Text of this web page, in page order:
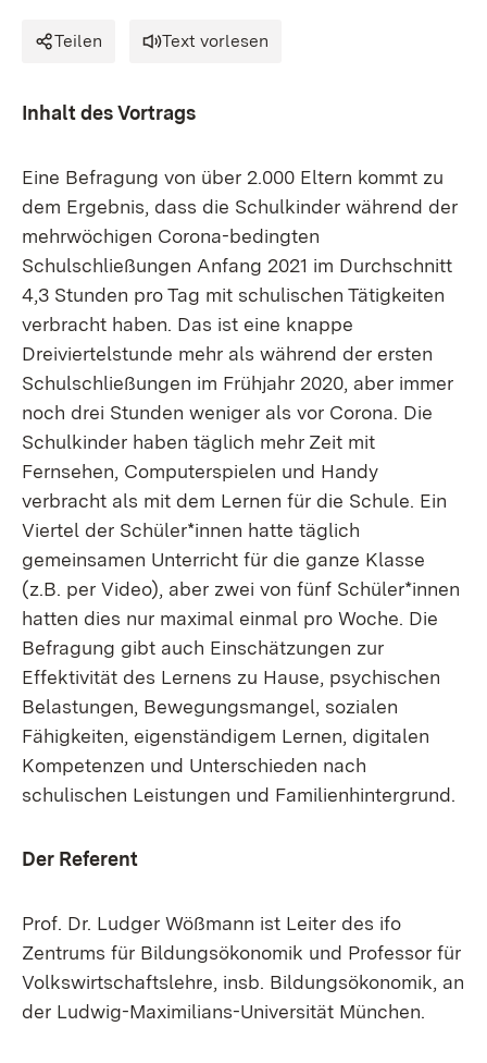
Teilen Text vorlesen
Inhalt des Vortrags
Eine Befragung von über 2.000 Eltern kommt zu
dem Ergebnis, dass die Schulkinder während der
mehrwöchigen Corona-bedingten
Schulschließungen Anfang 2021 im Durchschnitt
4,3 Stunden pro Tag mit schulischen Tätigkeiten
verbracht haben. Das ist eine knappe
Dreiviertelstunde mehr als während der ersten
Schulschließungen im Frühjahr 2020, aber immer
noch drei Stunden weniger als vor Corona. Die
Schulkinder haben täglich mehr Zeit mit
Fernsehen, Computerspielen und Handy
verbracht als mit dem Lernen für die Schule. Ein
Viertel der Schüler*innen hatte täglich
gemeinsamen Unterricht für die ganze Klasse
(z.B. per Video), aber zwei von fünf Schüler*innen
hatten dies nur maximal einmal pro Woche. Die
Befragung gibt auch Einschätzungen zur
Effektivität des Lernens zu Hause, psychischen
Belastungen, Bewegungsmangel, sozialen
Fähigkeiten, eigenständigem Lernen, digitalen
Kompetenzen und Unterschieden nach
schulischen Leistungen und Familienhintergrund.
Der Referent
Prof. Dr. Ludger Wößmann ist Leiter des ifo
Zentrums für Bildungsökonomik und Professor für
Volkswirtschaftslehre, insb. Bildungsökonomik, an
der Ludwig-Maximilians-Universität München.